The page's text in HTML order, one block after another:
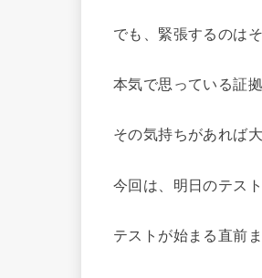
でも、緊張するのは
本気で思っている証拠
その気持ちがあれば
今回は、明日のテス
テストが始まる直前